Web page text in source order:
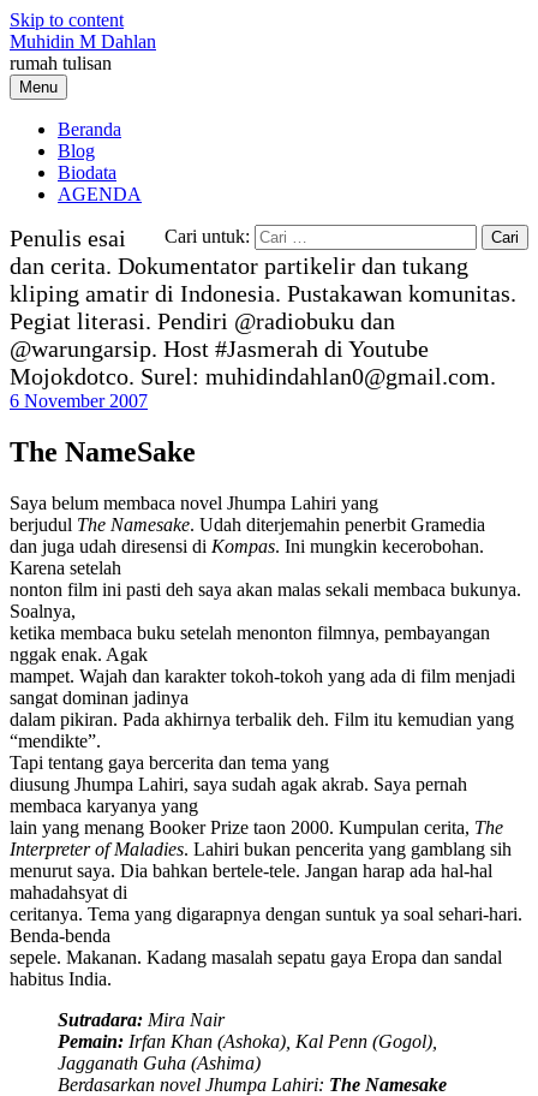
Skip to content
Muhidin M Dahlan
rumah tulisan
Menu
Beranda
Blog
Biodata
AGENDA
Cari untuk:
Penulis esai
dan cerita. Dokumentator partikelir dan tukang
kliping amatir di Indonesia. Pustakawan komunitas.
Pegiat literasi. Pendiri @radiobuku dan
@warungarsip. Host #Jasmerah di Youtube
Mojokdotco. Surel: muhidindahlan0@gmail.com.
6 November 2007
The NameSake
Saya belum membaca novel Jhumpa Lahiri yang
berjudul The Namesake. Udah diterjemahin penerbit Gramedia
dan juga udah diresensi di Kompas. Ini mungkin kecerobohan.
Karena setelah
nonton film ini pasti deh saya akan malas sekali membaca bukunya.
Soalnya,
ketika membaca buku setelah menonton filmnya, pembayangan
nggak enak. Agak
mampet. Wajah dan karakter tokoh-tokoh yang ada di film menjadi
sangat dominan jadinya
dalam pikiran. Pada akhirnya terbalik deh. Film itu kemudian yang
“mendikte”.
Tapi tentang gaya bercerita dan tema yang
diusung Jhumpa Lahiri, saya sudah agak akrab. Saya pernah
membaca karyanya yang
lain yang menang Booker Prize taon 2000. Kumpulan cerita, The
Interpreter of Maladies. Lahiri bukan pencerita yang gamblang sih
menurut saya. Dia bahkan bertele-tele. Jangan harap ada hal-hal
mahadahsyat di
ceritanya. Tema yang digarapnya dengan suntuk ya soal sehari-hari.
Benda-benda
sepele. Makanan. Kadang masalah sepatu gaya Eropa dan sandal
habitus India.
Sutradara: Mira Nair
Pemain: Irfan Khan (Ashoka), Kal Penn (Gogol),
Jagganath Guha (Ashima)
Berdasarkan novel Jhumpa Lahiri: The Namesake